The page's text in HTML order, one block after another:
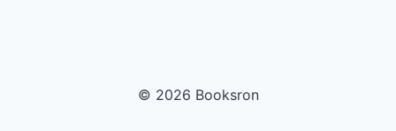
© 2026 Booksron